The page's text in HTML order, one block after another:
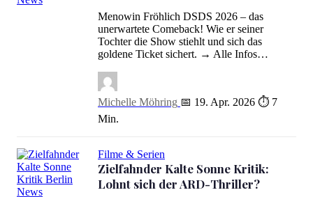
Menowin Fröhlich DSDS 2026: Goldenes Ticket & TV-Comeback
Menowin Fröhlich DSDS 2026 – das
unerwartete Comeback! Wie er seiner
Tochter die Show stiehlt und sich das
goldene Ticket sichert. → Alle Infos…
Michelle Möhring 📅 19. Apr. 2026 ⏱ 7
Min.
Filme & Serien
Zielfahnder Kalte Sonne Kritik:
Lohnt sich der ARD-Thriller?